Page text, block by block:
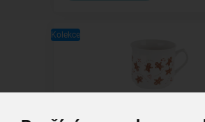
Kolekce